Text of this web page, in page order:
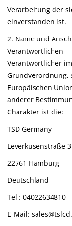
Verarbeitung der
einverstanden ist.
2. Name und
Verantwortlichen
Verantwortlicher
Grundverordnung,
Europäischen
anderer
Charakter ist die:
TSD Germany
Leverkusenstraße 3
22761 Hamburg
Deutschland
Tel.: 04022634810
E-Mail: